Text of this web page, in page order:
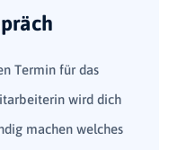
Termin für das
wird dich
machen welches